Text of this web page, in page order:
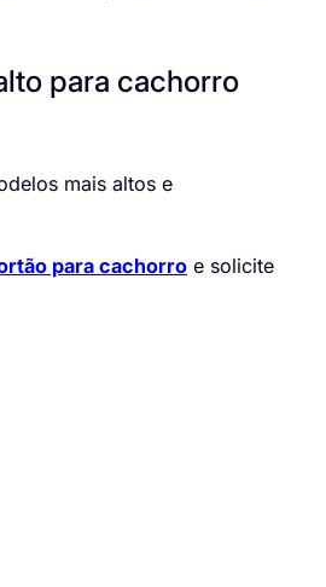
para cachorro
mais altos e
para cachorro e solicite